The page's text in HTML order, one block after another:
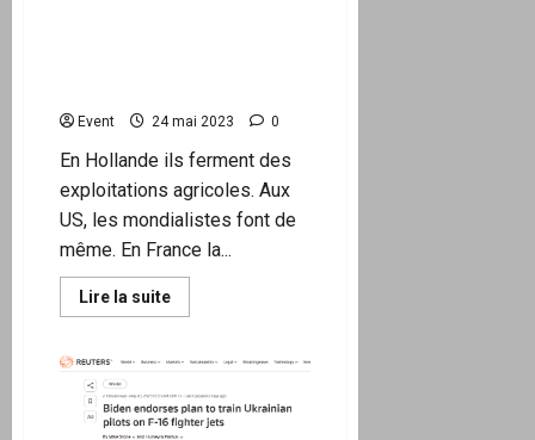
Event 24 mai 2023 0
En Hollande ils ferment des
exploitations agricoles. Aux
US, les mondialistes font de
même. En France la...
Lire la suiteEn
savoir
Non,
vaches
ne
polluent